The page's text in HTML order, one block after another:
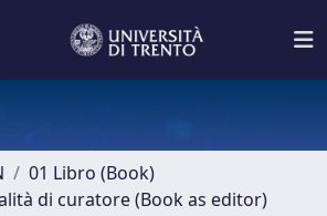
01 Libro (Book)
di curatore (Book as editor)